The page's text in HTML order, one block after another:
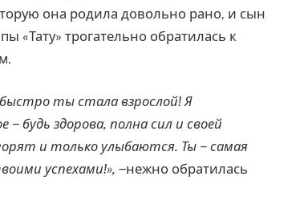
она родила довольно рано, и сын
«Тату» трогательно обратилась к
быстро ты стала взрослой! Я
будь здорова, полна сил и своей
и только улыбаются. Ты ‒ самая
успехами!», ‒нежно обратилась